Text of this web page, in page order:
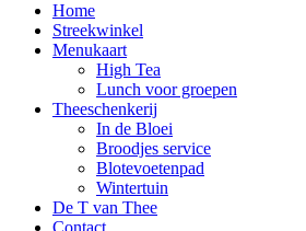
Home
Streekwinkel
Menukaart
High Tea
Lunch voor groepen
Theeschenkerij
In de Bloei
Broodjes service
Blotevoetenpad
Wintertuin
De T van Thee
Contact